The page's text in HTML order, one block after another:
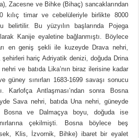
Zacesne ve Bihke (Bihaç) sancaklarından
kılıç timar ve cebelüleriyle birlikte 8000
belirtilir. Bu yüzyılın başlarında Pojega
Kanije eyaletine bağlanmıştı. Böylece
en geniş şekli ile kuzeyde Drava nehri,
şehirleri hariç Adriyatik denizi, doğuda Drina
ve batıda Lika’nın biraz ilerisine kadar
güney sınırları 1683-1699 savaşı sonucu
Karlofça Antlaşması’ndan sonra Bosna
Sava nehri, batıda Una nehri, güneyde
Bosna ve Dalmaçya boyu, doğuda ise
çekilmişti. Bosna böylece beş
Klis, İzvornik, Bihke) ibaret bir eyalet